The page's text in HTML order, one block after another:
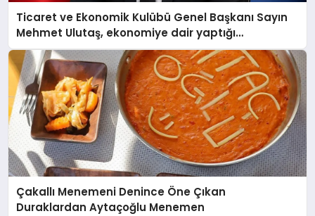
Ticaret ve Ekonomik Kulübü Genel Başkanı Sayın
Mehmet Ulutaş, ekonomiye dair yaptığı
açıklamada şunları kaydetti:
Çakallı Menemeni Denince Öne Çıkan
Duraklardan Aytaçoğlu Menemen